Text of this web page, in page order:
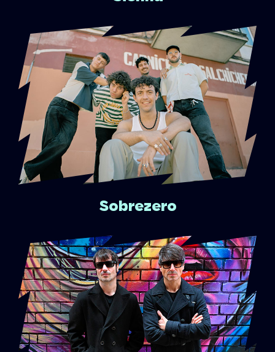
Sobrezero